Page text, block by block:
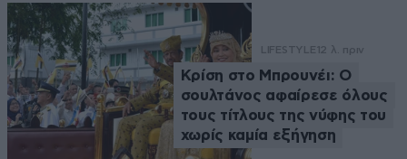
LIFESTYLE 12 λ. πριν
Κρίση στο Μπρουνέι: Ο
σουλτάνος αφαίρεσε όλους
τους τίτλους της νύφης του
χωρίς καμία εξήγηση